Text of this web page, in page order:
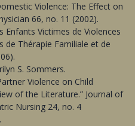
Violence: The Effect on
66, no. 11 (2002).
Enfants Victimes de Violences
de Thérapie Familiale et de
S. Sommers.
Violence on Child
of the Literature.” Journal of
Nursing 24, no. 4